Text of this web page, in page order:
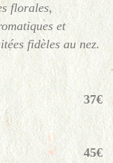
florales,
et
fidèles au nez.
37€
45€